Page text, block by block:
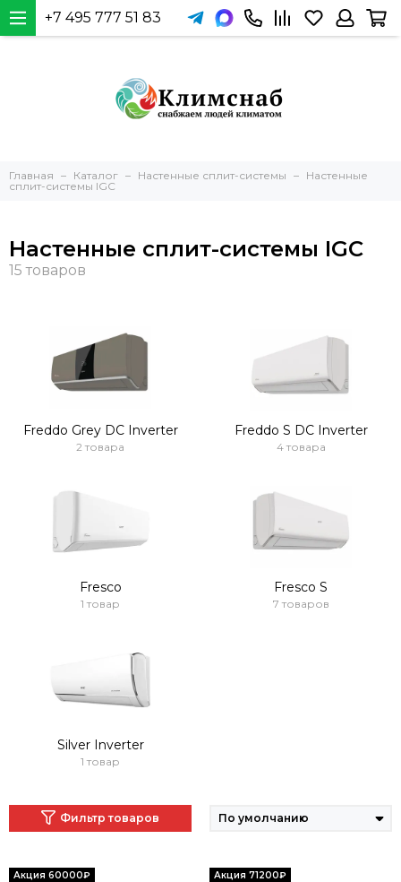
+7 495 777 51 83
Главная Каталог Настенные сплит-системы
Настенные
сплит-системы IGC
Настенные сплит-системы IGC
Freddo Grey DC Inverter
2 товара
Freddo S DC Inverter
4 товара
Fresco
1 товар
Fresco S
7 товаров
Silver Inverter
1 товар
Фильтр товаров